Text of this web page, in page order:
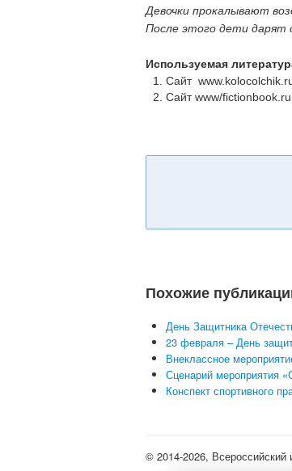
Девочки прокалывают
После этого дети дарят
Используемая
Сайт
Сайт www/fictionbook.ru.
Похожие
День Защитника
23 февраля – День
Внеклассное
Сценарий мероприятия
Конспект спортивного
© 2014-2026, Всероссийский